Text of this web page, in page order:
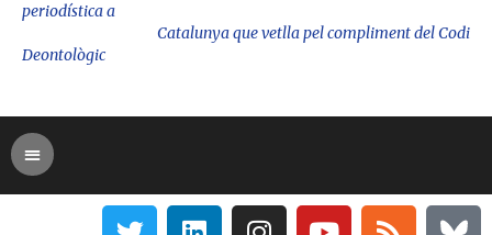
periodística a
Catalunya que vetlla pel compliment del Codi
Deontològic